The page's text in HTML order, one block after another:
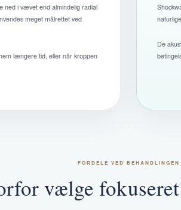
ned i vævet end almindelig radial
meget målrettet ved
længere tid, eller når kroppen
De
FORDELE VED BEHANDLINGEN
vælge fokuseret